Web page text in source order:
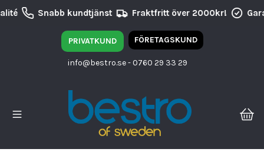
Snabb kundtjänst Fraktfritt över 2000kr!
PRIVATKUND FÖRETAGSKUND
info@bestro.se- 0760 29 33 29